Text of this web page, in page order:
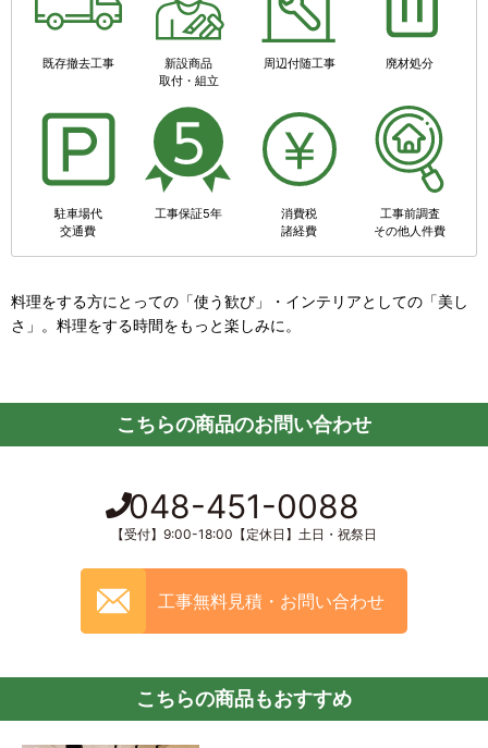
既存撤去工事
新設商品
取付・組立
周辺付随工事 廃材処分
駐車場代
交通費
工事保証5年
消費税
諸経費
工事前調査
その他人件費
料理をする方にとっての「使う歓び」・インテリアとしての「美し
さ」。料理をする時間をもっと楽しみに。
こちらの商品のお問い合わせ
048-451-0088
【受付】9:00-18:00【定休日】土日・祝祭日
工事無料見積・お問い合わせ
こちらの商品もおすすめ